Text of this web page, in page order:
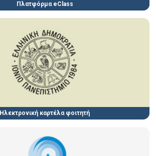
Πλατφόρμα eClass
Ηλεκτρονική καρτέλα φοιτητή